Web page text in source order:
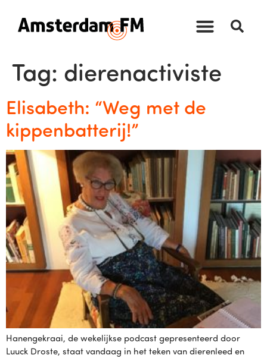
Tag: dierenactiviste
Elisabeth: “Weg met de
kippenbatterij!”
Hanengekraai, de wekelijkse podcast gepresenteerd door
Luuck Droste, staat vandaag in het teken van dierenleed en